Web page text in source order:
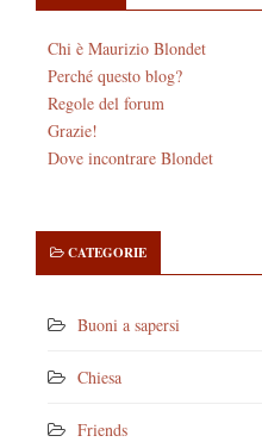
Chi è Maurizio Blondet
Perché questo blog?
Regole del forum
Grazie!
Dove incontrare Blondet
CATEGORIE
Buoni a sapersi
Chiesa
Friends